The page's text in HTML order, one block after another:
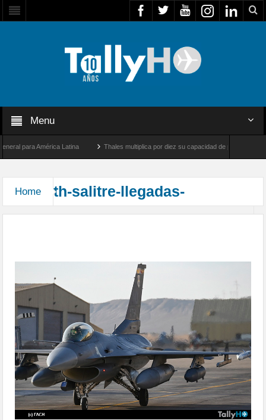
Menu
para América Latina Thales multiplica por diez su capacidad de producción de
Home th-salitre-llegadas-
delegaciones-02